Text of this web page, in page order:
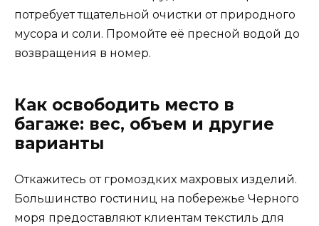
потребует тщательной очистки от природного
мусора и соли. Промойте её пресной водой до
возвращения в номер.
Как освободить место в
багаже: вес, объем и другие
варианты
Откажитесь от громоздких махровых изделий.
Большинство гостиниц на побережье Черного
моря предоставляют клиентам текстиль для